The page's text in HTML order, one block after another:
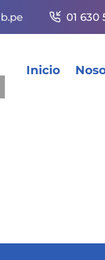
01 630
Inicio